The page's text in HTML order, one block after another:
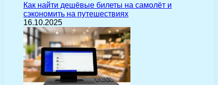
Как найти дешёвые билеты на самолёт и
сэкономить на путешествиях
16.10.2025